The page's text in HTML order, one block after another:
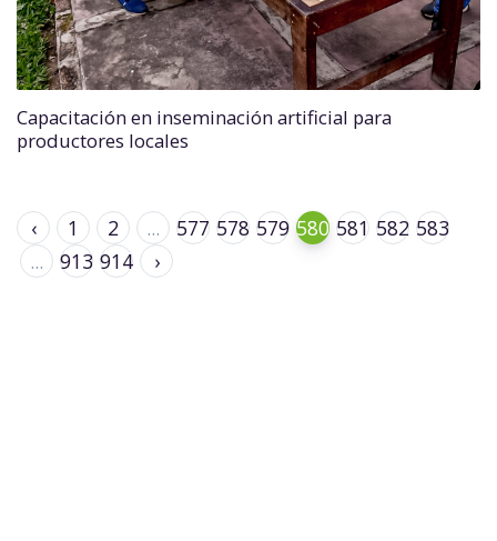
Capacitación en inseminación artificial para
productores locales
‹ 1 2 ... 577 578 579 580 581 582 583
...
913 914 ›